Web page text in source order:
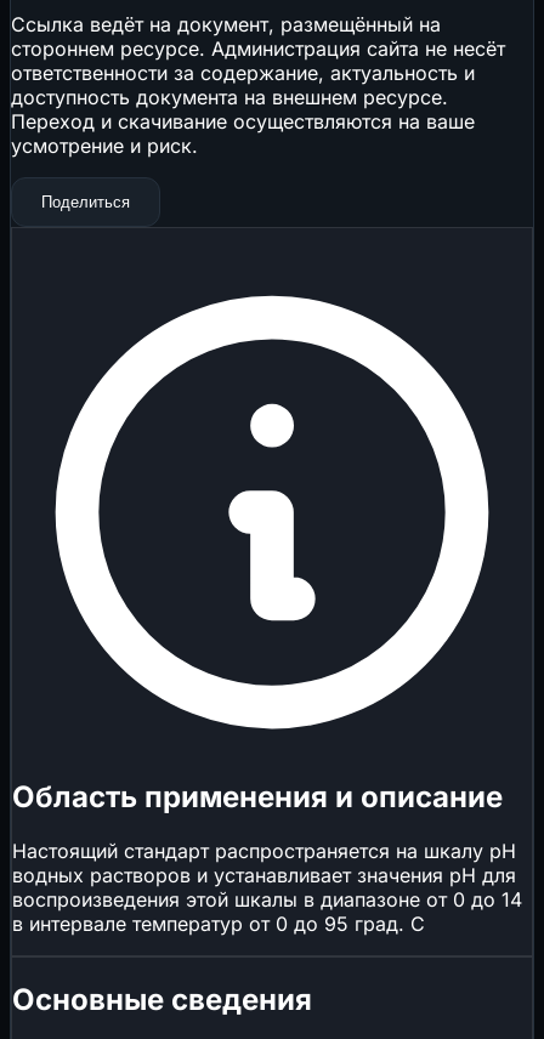
Ссылка ведёт на документ, размещённый на
стороннем ресурсе. Администрация сайта не несёт
ответственности за содержание, актуальность и
доступность документа на внешнем ресурсе.
Переход и скачивание осуществляются на ваше
усмотрение и риск.
Поделиться
Область применения и описание
Настоящий стандарт распространяется на шкалу рН
водных растворов и устанавливает значения рН для
воспроизведения этой шкалы в диапазоне от 0 до 14
в интервале температур от 0 до 95 град. С
Основные сведения